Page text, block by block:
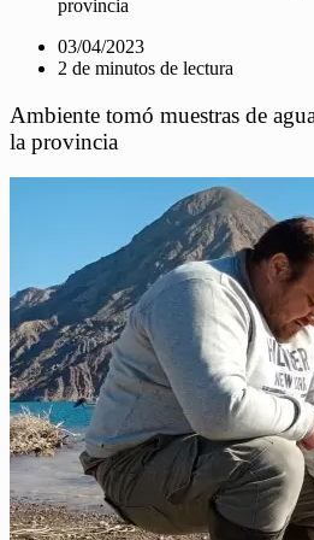
provincia
03/04/2023
2 de minutos de lectura
Ambiente tomó muestras de
la provincia